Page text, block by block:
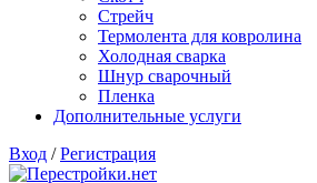
Стрейч
Термолента для ковролина
Холодная сварка
Шнур сварочный
Пленка
Дополнительные услуги
Вход /Регистрация